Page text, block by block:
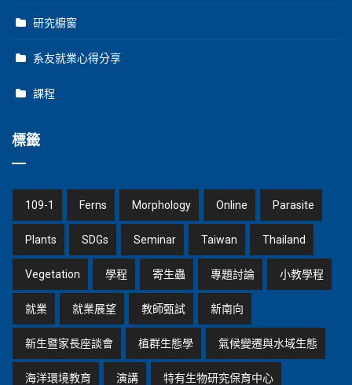
研究櫥窗
系友就業心得分享
課程
標籤
109-1 Ferns Morphology Online Parasite
Plants SDGs Seminar Taiwan Thailand
Vegetation 學程 寄生蟲 專題討論 小教學程
就業 就業展望 教師甄試 新南向
新生暨家長座談會 植群生態學 氣候變遷與水域生態
海洋環境教育 演講 特有生物研究保育中心